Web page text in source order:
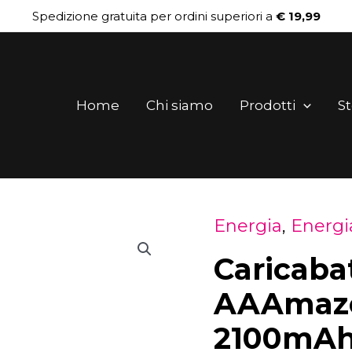
Spedizione gratuita per ordini superiori a € 19,99
Home Chi siamo Prodotti
Energia,